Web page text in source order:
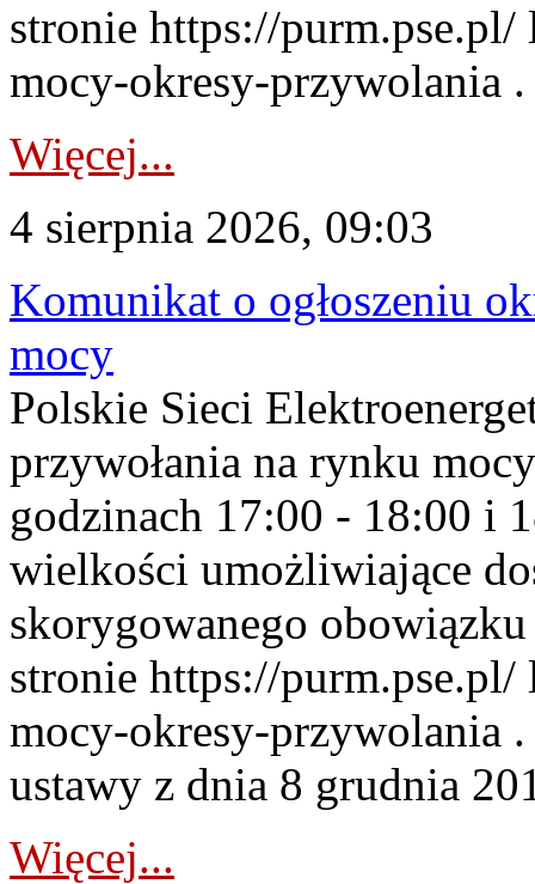
stronie https://
mocy-okresy-przywolania
Więcej...
4 sierpnia 2026, 09:03
Komunikat o ogłoszeniu
mocy
Polskie Sieci
przywołania na rynku
godzinach 17:00 - 18:00 i
wielkości umożliwiające
skorygowanego
stronie https://
mocy-okresy-przywolania
ustawy z dnia 8 grudnia
Więcej...